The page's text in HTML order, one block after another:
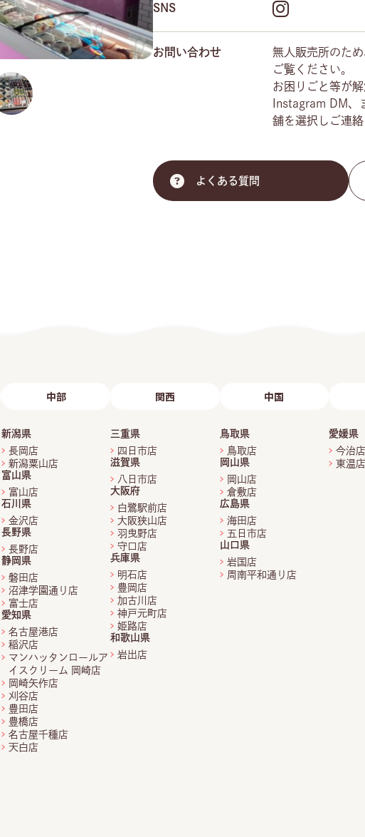
SNS
お問い合わせ
無人販売所のた
ご覧ください。
お困りごと等が
Instagram DM、
舗を選択しご連絡
よくある質問
中部
新潟県
長岡店
新潟粟山店
富山県
富山店
石川県
金沢店
長野県
長野店
静岡県
磐田店
沼津学園通り店
富士店
愛知県
名古屋港店
稲沢店
マンハッタンロールア
イスクリーム 岡崎店
岡崎矢作店
刈谷店
豊田店
豊橋店
名古屋千種店
天白店
関西
三重県
四日市店
滋賀県
八日市店
大阪府
白鷺駅前店
大阪狭山店
羽曳野店
守口店
兵庫県
明石店
豊岡店
加古川店
神戸元町店
姫路店
和歌山県
岩出店
中国
鳥取県
鳥取店
岡山県
岡山店
倉敷店
広島県
海田店
五日市店
山口県
岩国店
周南平和通り店
愛媛県
今治店
東温店